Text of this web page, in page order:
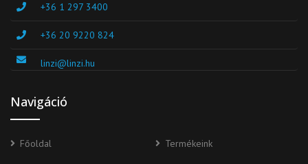
+36 1 297 3400
+36 20 9220 824
linzi@linzi.hu
Navigáció
Főoldal Termékeink